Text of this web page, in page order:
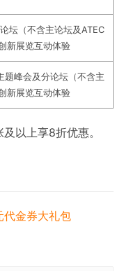
坛（不含主论坛及ATEC
新展览互动体验
题峰会及分论坛（不含主
新展览互动体验
以上享8折优惠。
代金券大礼包